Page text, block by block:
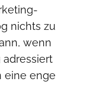
nichts zu
wenn
eine enge